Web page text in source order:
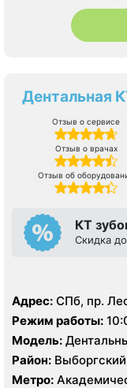
Дентальная
Отзыв о сервисе
Отзыв о врачах
Отзыв об
КТ
Cкидка
Адрес: СПб, пр.
Режим работы:
Модель:
Дентальный
Район:
Метро: